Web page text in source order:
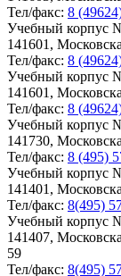
Тел/факс: 8
Учебный корпус
141601,
Тел/факс: 8
Учебный корпус
141601,
Тел/факс: 8
Учебный корпус
141730,
Тел/факс: 8 (495)
Учебный корпус
141401,
Тел/факс: 8(495)
Учебный корпус
141407,
59
Тел/факс: 8(495)